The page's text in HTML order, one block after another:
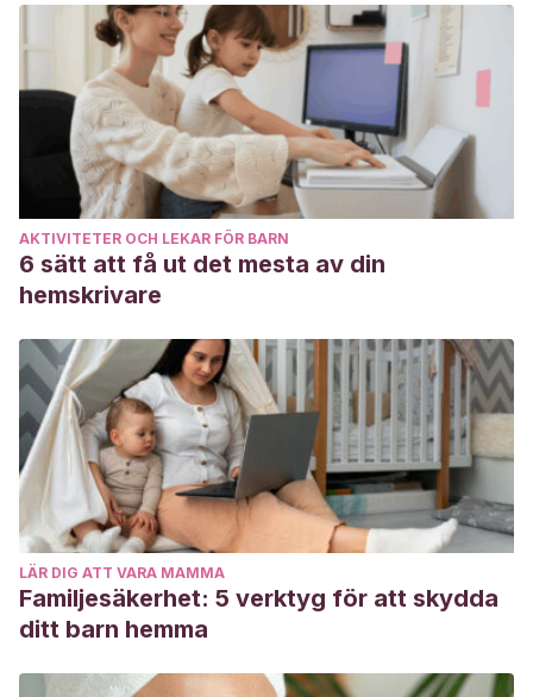
Educación Carrera de Cultura Física).
http://192.188.46.193/handle/123456789/12372
AKTIVITETER OCH LEKAR FÖR BARN
6 sätt att få ut det mesta av din
hemskrivare
LÄR DIG ATT VARA MAMMA
Familjesäkerhet: 5 verktyg för att skydda
ditt barn hemma